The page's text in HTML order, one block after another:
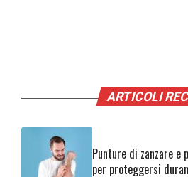
ARTICOLI
Punture di zanzare
per proteggersi